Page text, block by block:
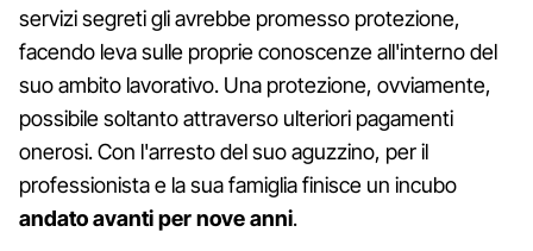
servizi segreti gli avrebbe promesso protezione,
facendo leva sulle proprie conoscenze all'interno del
suo ambito lavorativo. Una protezione, ovviamente,
possibile soltanto attraverso ulteriori pagamenti
onerosi. Con l'arresto del suo aguzzino, per il
professionista e la sua famiglia finisce un incubo
andato avanti per nove anni.